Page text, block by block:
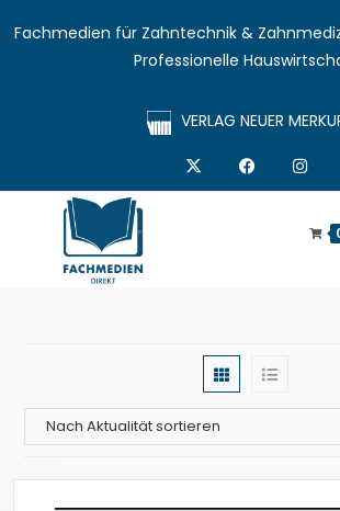
Fachmedien für Zahntechnik &
Professionelle
VERLAG NEUER